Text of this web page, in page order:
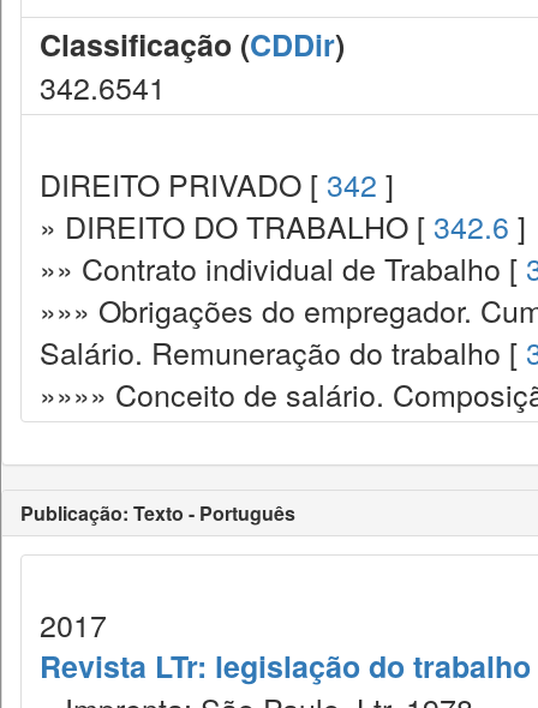
Classificação (CDDir)
342.6541
DIREITO PRIVADO [ 342 ]
» DIREITO DO TRABALHO [ 342.6 ]
»» Contrato individual de Trabalho [
»»» Obrigações do empregador.
Salário. Remuneração do trabalho [
»»»» Conceito de salário.
Publicação: Texto - Português
2017
Revista LTr: legislação do trabalho